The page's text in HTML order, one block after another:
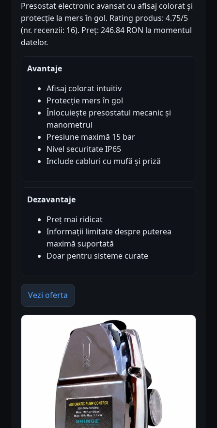
Presostat electronic avansat cu afisaj colorat și
protecție la mers în gol. Rating produs: 4.75/5
(nr. recenzii: 16). Preț: 246.84 RON la momentul
datelor.
Avantaje
Afisaj colorat intuitiv
Protecție mers în gol
Înlocuiește presostatul mecanic și
manometrul
Presiune maximă 15 bar
Nivel securitate IP65
Include cabluri cu mufă și priză
Dezavantaje
Preț mai ridicat
Informații limitate despre puterea
maximă suportată
Doar pentru sisteme curate
Vezi oferta